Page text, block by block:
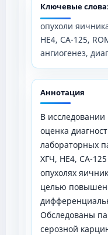
Ключевые
опухоли
HE4, CA-125,
ангиогенез,
Аннотация
В
оценка
лабораторных
ХГЧ, HE4, CA-
опухолях
целью
Обследованы
серозной